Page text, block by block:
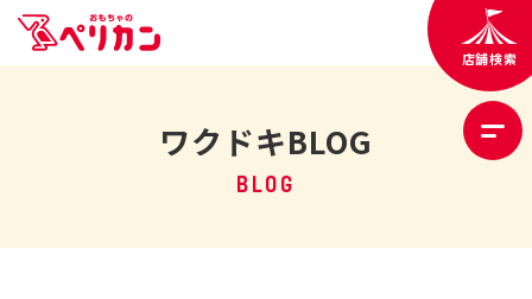
店舗検索
ワクドキBLOG
BLOG